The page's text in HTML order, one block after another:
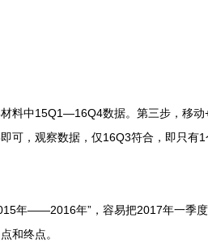
中15Q1—16Q4数据。第三步，移动
可，观察数据，仅16Q3符合，即只有
年——2016年”，容易把2017年一季度
和终点。